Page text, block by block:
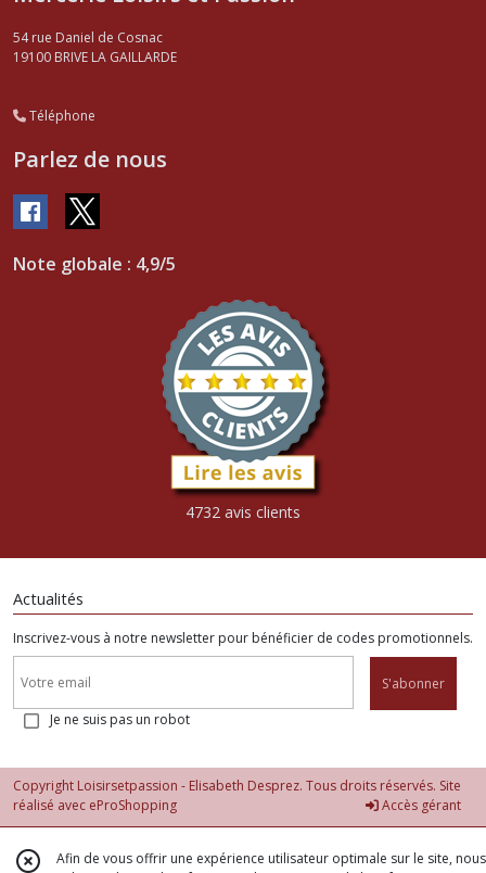
54 rue Daniel de Cosnac
19100 BRIVE LA GAILLARDE
Téléphone
Parlez de nous
Note globale : 4,9/5
4732 avis clients
Actualités
Inscrivez-vous à notre newsletter pour bénéficier de codes promotionnels.
S'abonner
Je ne suis pas un robot
Copyright Loisirsetpassion - Elisabeth Desprez. Tous droits réservés. Site
réalisé avec eProShopping Accès gérant
Afin de vous offrir une expérience utilisateur optimale sur le site, nous